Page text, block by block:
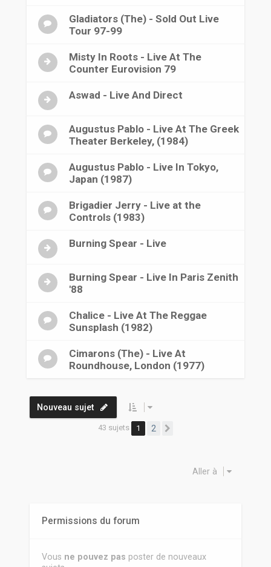
Gladiators (The) - Sold Out Live
Tour 97-99
Misty In Roots - Live At The
Counter Eurovision 79
Aswad - Live And Direct
Augustus Pablo - Live At The Greek
Theater Berkeley, (1984)
Augustus Pablo - Live In Tokyo,
Japan (1987)
Brigadier Jerry - Live at the
Controls (1983)
Burning Spear - Live
Burning Spear - Live In Paris Zenith
'88
Chalice - Live At The Reggae
Sunsplash (1982)
Cimarons (The) - Live At
Roundhouse, London (1977)
Nouveau sujet
43 sujets 1 2
Aller à
Permissions du forum
Vous ne pouvez pas poster de nouveaux